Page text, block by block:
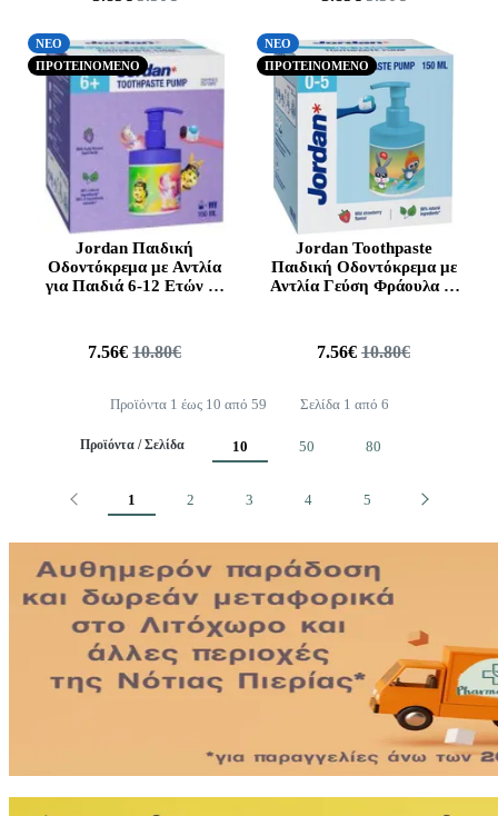
ΝΕΟ
ΠΡΟΤΕΙΝΟΜΕΝΟ
Jordan Παιδική
Οδοντόκρεμα με Αντλία
για Παιδιά 6-12 Ετών με
7.56€ 10.80€
ΝΕΟ
ΠΡΟΤΕΙΝΟΜΕΝΟ
Jordan Toothpaste
Παιδική Οδοντόκρεμα με
Αντλία Γεύση Φράουλα 0-
7.56€ 10.80€
Προϊόντα 1 έως 10 από 59 Σελίδα 1 από 6
Προϊόντα / Σελίδα 10 50 80
Προηγούμενο
1 2 3 4 5 Επόμενο